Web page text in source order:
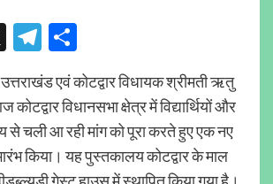
X Telegram
एवं कोटद्वार विधायक श्रीमती ऋतु
विधानसभा क्षेत्र में विद्यार्थियों और
चली आ रही मांग को पूरा करते हुए एक नए
किया। यह पुस्तकालय कोटद्वार के माल
गेस्ट हाउस में स्थापित किया गया है।